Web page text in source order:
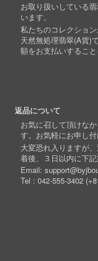
お取り扱いしている
います。
私たちのコレクショ
天然無処理翡翠(A貨)
額をお支払いすること
返品について
お気に召して頂けな
す。お気軽にお申し付
大変恐れ入りますが
着後、３日以内に下
Email:
Tel : 042-555-3402 (